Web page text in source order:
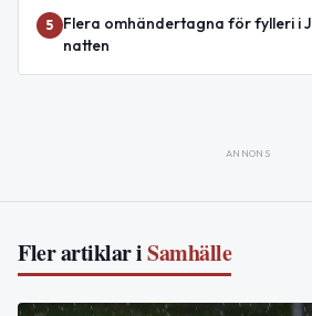
5
Flera omhändertagna för fylleri i
natten
ANNONS
Fler artiklar iSamhälle